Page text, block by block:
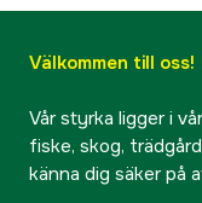
Välkommen till oss!
Vår styrka ligger i
fiske, skog,
känna dig säker på